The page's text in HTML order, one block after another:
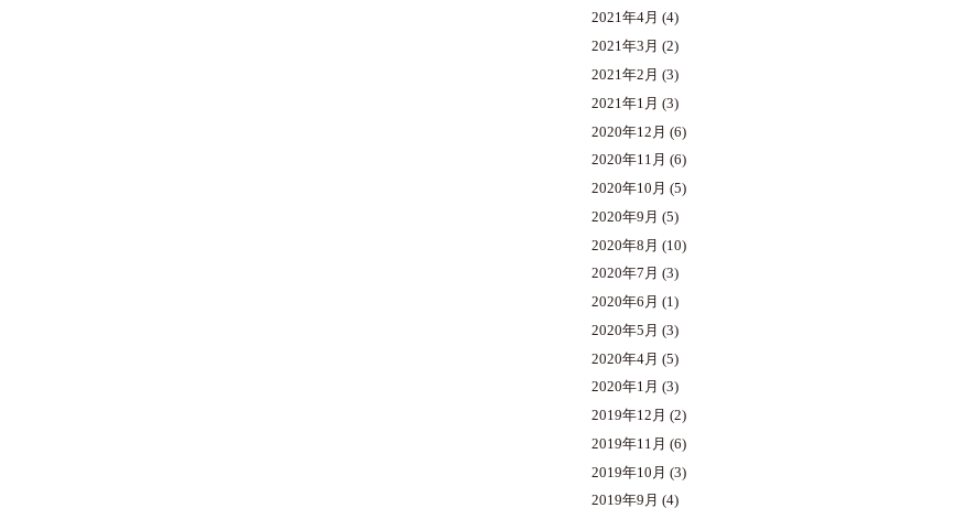
2021年4月 (4)
2021年3月 (2)
2021年2月 (3)
2021年1月 (3)
2020年12月 (6)
2020年11月 (6)
2020年10月 (5)
2020年9月 (5)
2020年8月 (10)
2020年7月 (3)
2020年6月 (1)
2020年5月 (3)
2020年4月 (5)
2020年1月 (3)
2019年12月 (2)
2019年11月 (6)
2019年10月 (3)
2019年9月 (4)